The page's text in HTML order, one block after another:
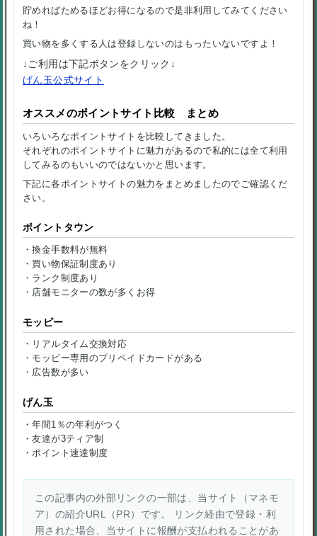
貯めればためるほどお得になるので是非利用してみてください
ね！
買い物を多くする人は登録しないのはもったいないですよ！
↓ご利用は下記ボタンをクリック↓
げん玉公式サイト
オススメのポイントサイト比較 まとめ
いろいろなポイントサイトを比較してきました。
それぞれのポイントサイトに魅力があるので私的には全て利用
してみるのもいいのではないかと思います。
下記に各ポイントサイトの魅力をまとめましたのでご確認くだ
さい。
ポイントタウン
・換金手数料が無料
・買い物保証制度あり
・ランク制度あり
・店舗モニターの数が多くお得
モッピー
・リアルタイム交換対応
・モッピー専用のプリペイドカードがある
・広告数が多い
げん玉
・年間1％の年利がつく
・友達が3ティア制
・ポイント速達制度
この記事内の外部リンクの一部は、当サイト（マネモ
ア）の紹介URL（PR）です。 リンク経由で登録・利
用された場合、当サイトに報酬が支払われることがあ